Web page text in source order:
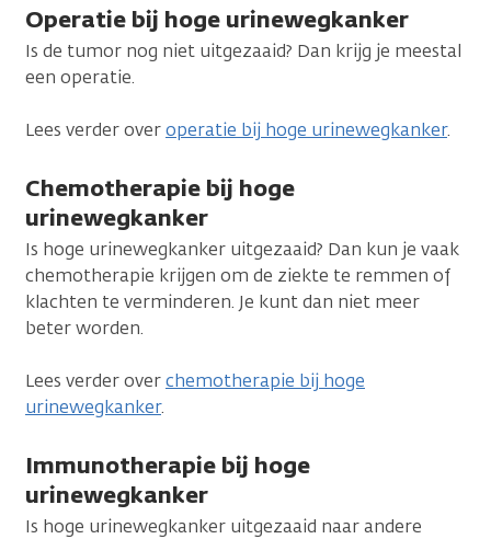
Operatie bij hoge urinewegkanker
Is de tumor nog niet uitgezaaid? Dan krijg je meestal
een operatie.
Lees verder overoperatie bij hoge urinewegkanker.
Chemotherapie bij hoge
urinewegkanker
Is hoge urinewegkanker uitgezaaid? Dan kun je vaak
chemotherapie krijgen om de ziekte te remmen of
klachten te verminderen. Je kunt dan niet meer
beter worden.
Lees verder overchemotherapie bij hoge
urinewegkanker.
Immunotherapie bij hoge
urinewegkanker
Is hoge urinewegkanker uitgezaaid naar andere